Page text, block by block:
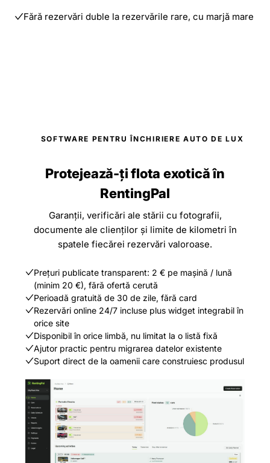
Fără rezervări duble la rezervările rare, cu marjă mare
SOFTWARE PENTRU ÎNCHIRIERE AUTO DE LUX
Protejează-ți flota exotică în
RentingPal
Garanții, verificări ale stării cu fotografii,
documente ale clienților și limite de kilometri în
spatele fiecărei rezervări valoroase.
Prețuri publicate transparent: 2 € pe mașină / lună
(minim 20 €), fără ofertă cerută
Perioadă gratuită de 30 de zile, fără card
Rezervări online 24/7 incluse plus widget integrabil în
orice site
Disponibil în orice limbă, nu limitat la o listă fixă
Ajutor practic pentru migrarea datelor existente
Suport direct de la oamenii care construiesc produsul